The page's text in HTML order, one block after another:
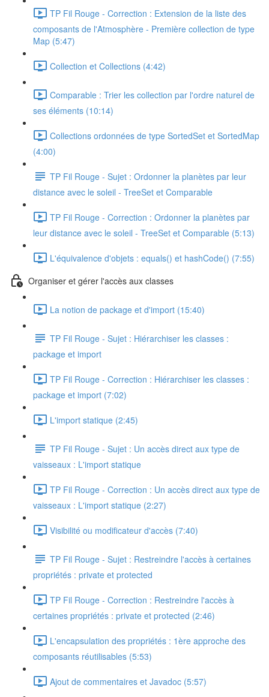
TP Fil Rouge - Correction : Extension de la liste des
composants de l'Atmosphère - Première collection de type
Map (5:47)
Collection et Collections (4:42)
Comparable : Trier les collection par l'ordre naturel de
ses éléments (10:14)
Collections ordonnées de type SortedSet et SortedMap
(4:00)
TP Fil Rouge - Sujet : Ordonner la planètes par leur
distance avec le soleil - TreeSet et Comparable
TP Fil Rouge - Correction : Ordonner la planètes par
leur distance avec le soleil - TreeSet et Comparable (5:13)
L'équivalence d'objets : equals() et hashCode() (7:55)
Organiser et gérer l'accès aux classes
La notion de package et d'import (15:40)
TP Fil Rouge - Sujet : Hiérarchiser les classes :
package et import
TP Fil Rouge - Correction : Hiérarchiser les classes :
package et import (7:02)
L'import statique (2:45)
TP Fil Rouge - Sujet : Un accès direct aux type de
vaisseaux : L'import statique
TP Fil Rouge - Correction : Un accès direct aux type de
vaisseaux : L'import statique (2:27)
Visibilité ou modificateur d'accès (7:40)
TP Fil Rouge - Sujet : Restreindre l'accès à certaines
propriétés : private et protected
TP Fil Rouge - Correction : Restreindre l'accès à
certaines propriétés : private et protected (2:46)
L'encapsulation des propriétés : 1ère approche des
composants réutilisables (5:53)
Ajout de commentaires et Javadoc (5:57)